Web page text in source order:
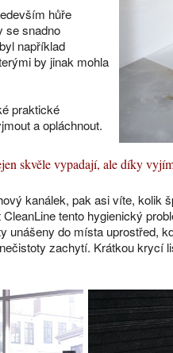
hůře
se snadno
například
by jinak mohla
praktické
a opláchnout.
skvěle vypadají, ale díky
kanálek, pak asi víte, kolik
tento hygienický
unášeny do místa uprostřed,
zachytí. Krátkou krycí